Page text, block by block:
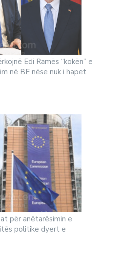
Edi Ramës “kokën” e
në BE nëse nuk i hapet
për anëtarësimin e
politike dyert e